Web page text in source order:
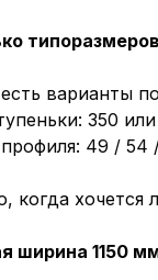
варианты
350
профиля: 49 /
когда хочется
ширина 1150